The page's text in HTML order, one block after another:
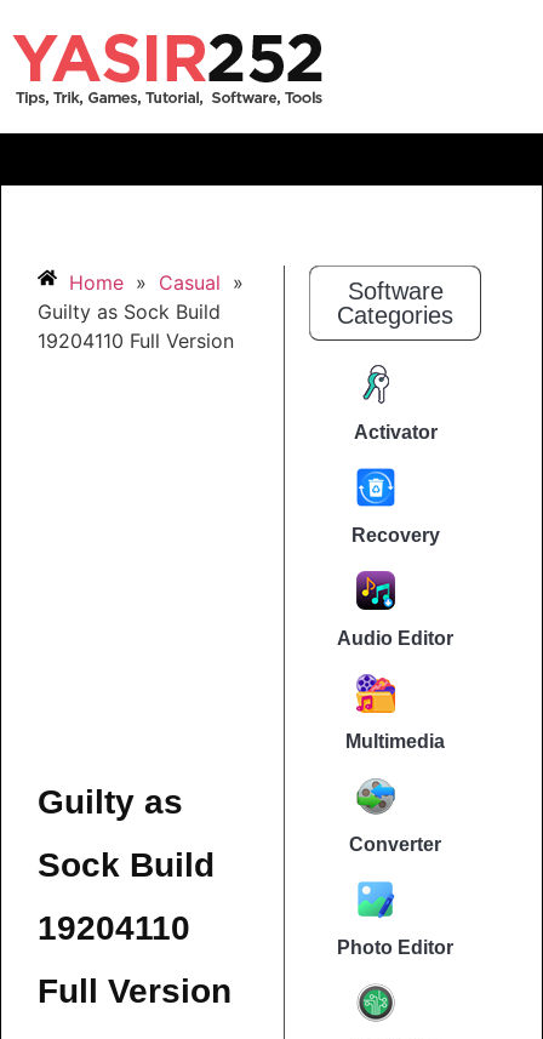
Home » Casual »
Guilty as Sock Build
19204110 Full Version
Guilty as
Sock Build
19204110
Full Version
Software
Categories
Activator
Recovery
Audio Editor
Multimedia
Converter
Photo Editor